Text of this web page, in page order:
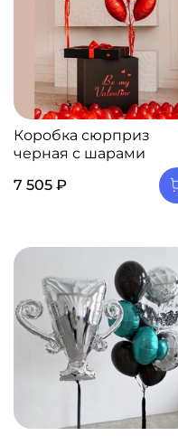
Коробка сюрприз
черная с шарами
7 505 ₽